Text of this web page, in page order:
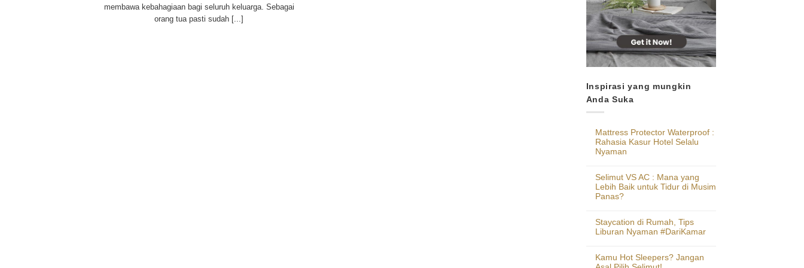
membawa kebahagiaan bagi seluruh keluarga. Sebagai
orang tua pasti sudah [...]
Inspirasi yang mungkin
Anda Suka
Mattress Protector Waterproof :
Rahasia Kasur Hotel Selalu
Nyaman
Selimut VS AC : Mana yang
Lebih Baik untuk Tidur di Musim
Panas?
Staycation di Rumah, Tips
Liburan Nyaman #DariKamar
Kamu Hot Sleepers? Jangan